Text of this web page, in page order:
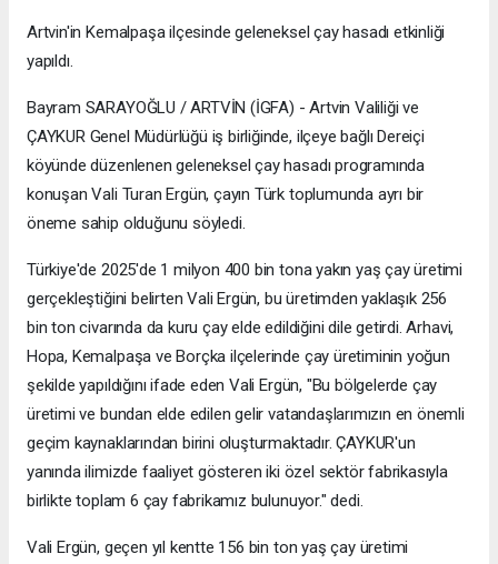
Artvin'in Kemalpaşa ilçesinde geleneksel çay hasadı etkinliği
yapıldı.
Bayram SARAYOĞLU / ARTVİN (İGFA) - Artvin Valiliği ve
ÇAYKUR Genel Müdürlüğü iş birliğinde, ilçeye bağlı Dereiçi
köyünde düzenlenen geleneksel çay hasadı programında
konuşan Vali Turan Ergün, çayın Türk toplumunda ayrı bir
öneme sahip olduğunu söyledi.
Türkiye'de 2025'de 1 milyon 400 bin tona yakın yaş çay üretimi
gerçekleştiğini belirten Vali Ergün, bu üretimden yaklaşık 256
bin ton civarında da kuru çay elde edildiğini dile getirdi. Arhavi,
Hopa, Kemalpaşa ve Borçka ilçelerinde çay üretiminin yoğun
şekilde yapıldığını ifade eden Vali Ergün, "Bu bölgelerde çay
üretimi ve bundan elde edilen gelir vatandaşlarımızın en önemli
geçim kaynaklarından birini oluşturmaktadır. ÇAYKUR'un
yanında ilimizde faaliyet gösteren iki özel sektör fabrikasıyla
birlikte toplam 6 çay fabrikamız bulunuyor." dedi.
Vali Ergün, geçen yıl kentte 156 bin ton yaş çay üretimi